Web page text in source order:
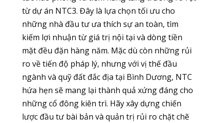
từ dự án NTC3. Đây là lựa chọn tối ưu cho
những nhà đầu tư ưa thích sự an toàn, tìm
kiếm lợi nhuận từ giá trị nội tại và dòng tiền
mặt đều đặn hàng năm. Mặc dù còn những rủi
ro về tiến độ pháp lý, nhưng với vị thế đầu
ngành và quỹ đất đắc địa tại Bình Dương, NTC
hứa hẹn sẽ mang lại thành quả xứng đáng cho
những cổ đông kiên trì. Hãy xây dựng chiến
lược đầu tư bài bản và quản trị rủi ro chặt chẽ